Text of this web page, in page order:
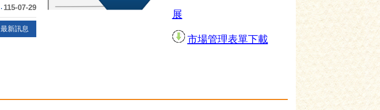
115-07-29
產金融....
新訊息
展
市場管理表單下載